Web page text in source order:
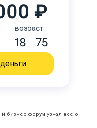
₽
возраст
18 - 75
бизнес-форум узнал все о